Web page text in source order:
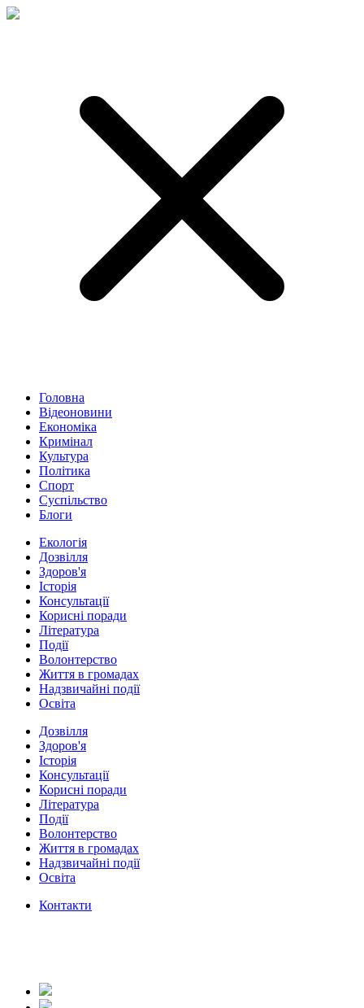
Головна
Відеоновини
Економіка
Кримінал
Культура
Політика
Спорт
Суспільство
Блоги
Екологія
Дозвілля
Здоров'я
Історія
Консультації
Корисні поради
Література
Події
Волонтерство
Життя в громадах
Надзвичайні події
Освіта
Дозвілля
Здоров'я
Історія
Консультації
Корисні поради
Література
Події
Волонтерство
Життя в громадах
Надзвичайні події
Освіта
Контакти